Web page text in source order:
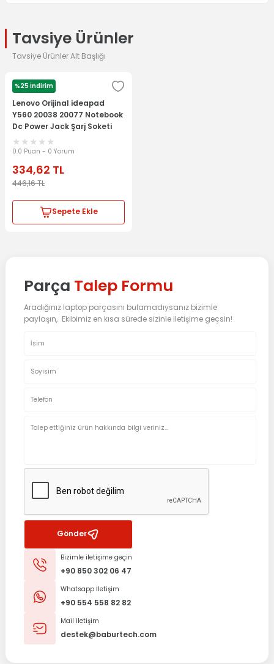
Tavsiye Ürünler
Tavsiye Ürünler Alt Başlığı
%25 İndirim
LENOVO
Lenovo Orijinal ideapad
Y560 20038 20077 Notebook
Dc Power Jack Şarj Soketi
0.0 Puan - 0 Yorum
334,62 TL
446,16TL
Sepete Ekle
Parça Talep Formu
Aradığınız laptop parçasını bulamadıysanız bizimle
paylaşın, Ekibimiz en kısa sürede sizinle iletişime geçsin!
Gönder
Bizimle iletişime geçin
+90 850 302 06 47
Whatsapp İletişim
+90 554 558 82 82
Mail iletişim
destek@baburtech.com